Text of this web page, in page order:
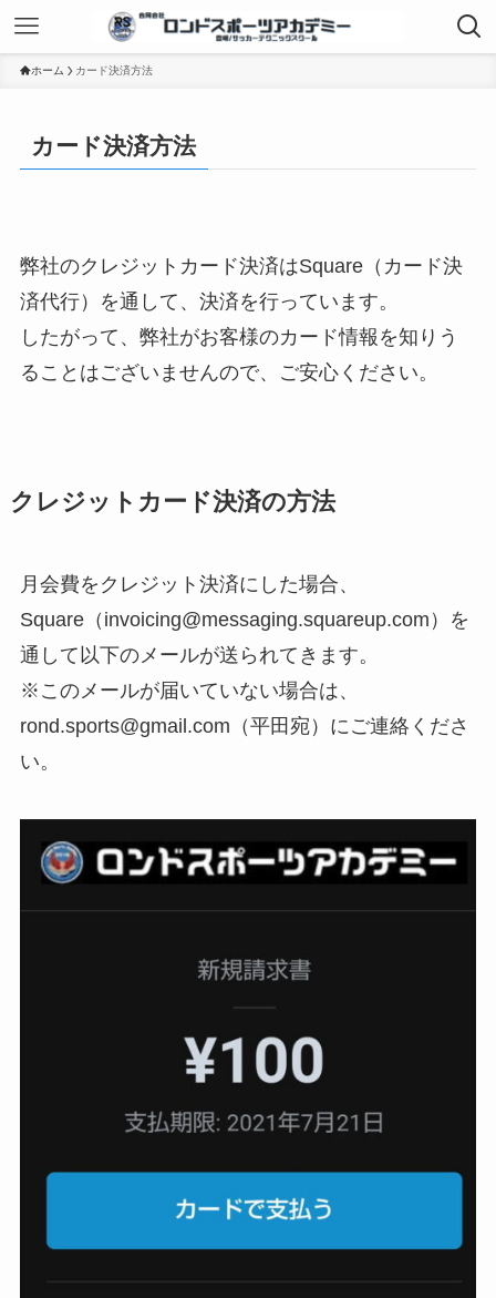
ホーム カード決済方法
カード決済方法
弊社のクレジットカード決済はSquare（カード決
済代行）を通して、決済を行っています。
したがって、弊社がお客様のカード情報を知りう
ることはございませんので、ご安心ください。
クレジットカード決済の方法
月会費をクレジット決済にした場合、
Square（ invoicing@messaging.squareup.com）
を
通して以下のメールが送られてきます。
※このメールが届いていない場合は、
rond.sports@gmail.com（平田宛）にご連絡くださ
い。